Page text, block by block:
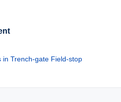
in Trench-gate Field-stop